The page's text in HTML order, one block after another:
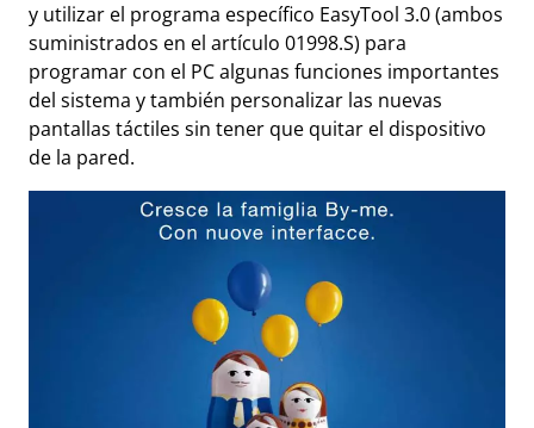
y utilizar el programa específico EasyTool 3.0 (ambos
suministrados en el artículo 01998.S) para
programar con el PC algunas funciones importantes
del sistema y también personalizar las nuevas
pantallas táctiles sin tener que quitar el dispositivo
de la pared.